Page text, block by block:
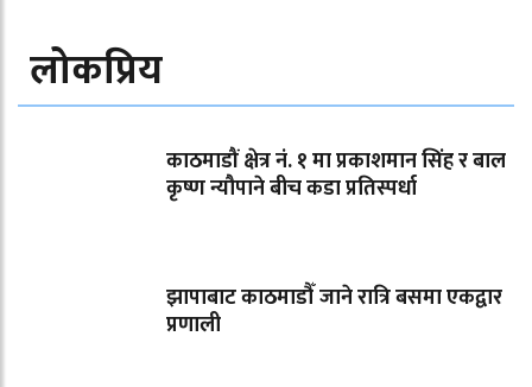
लोकप्रिय
काठमाडौं क्षेत्र नं. १ मा प्रकाशमान सिंह र बाल
कृष्ण न्यौपाने बीच कडा प्रतिस्पर्धा
झापाबाट काठमाडौँ जाने रात्रि बसमा एकद्वार
प्रणाली